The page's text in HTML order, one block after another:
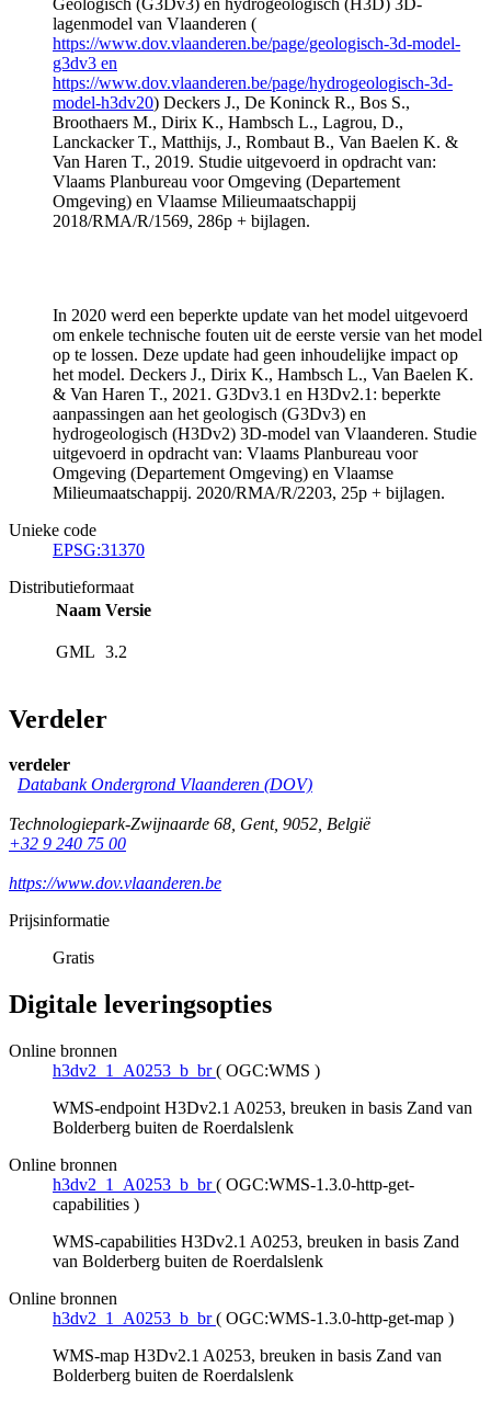
lagenmodel van Vlaanderen (
https://www.dov.vlaanderen.be/page/geologisch-3d-model-
g3dv3 en
https://www.dov.vlaanderen.be/page/hydrogeologisch-3d-
model-h3dv20) Deckers J., De Koninck R., Bos S.,
Broothaers M., Dirix K., Hambsch L., Lagrou, D.,
Lanckacker T., Matthijs, J., Rombaut B., Van Baelen K. &
Van Haren T., 2019. Studie uitgevoerd in opdracht van:
Vlaams Planbureau voor Omgeving (Departement
Omgeving) en Vlaamse Milieumaatschappij
2018/RMA/R/1569, 286p + bijlagen.
In 2020 werd een beperkte update van het model uitgevoerd
om enkele technische fouten uit de eerste versie van het model
op te lossen. Deze update had geen inhoudelijke impact op
het model. Deckers J., Dirix K., Hambsch L., Van Baelen K.
& Van Haren T., 2021. G3Dv3.1 en H3Dv2.1: beperkte
aanpassingen aan het geologisch (G3Dv3) en
hydrogeologisch (H3Dv2) 3D-model van Vlaanderen. Studie
uitgevoerd in opdracht van: Vlaams Planbureau voor
Omgeving (Departement Omgeving) en Vlaamse
Milieumaatschappij. 2020/RMA/R/2203, 25p + bijlagen.
Unieke code
EPSG:31370
Distributieformaat
Naam Versie
GML 3.2
Verdeler
verdeler
Databank Ondergrond Vlaanderen (DOV)
Technologiepark-Zwijnaarde 68, Gent, 9052, België
+32 9 240 75 00
https://www.dov.vlaanderen.be
Prijsinformatie
Gratis
Digitale leveringsopties
Online bronnen
h3dv2_1_A0253_b_br ( OGC:WMS )
WMS-endpoint H3Dv2.1 A0253, breuken in basis Zand van
Bolderberg buiten de Roerdalslenk
Online bronnen
h3dv2_1_A0253_b_br ( OGC:WMS-1.3.0-http-get-
capabilities )
WMS-capabilities H3Dv2.1 A0253, breuken in basis Zand
van Bolderberg buiten de Roerdalslenk
Online bronnen
h3dv2_1_A0253_b_br ( OGC:WMS-1.3.0-http-get-map )
WMS-map H3Dv2.1 A0253, breuken in basis Zand van
Bolderberg buiten de Roerdalslenk